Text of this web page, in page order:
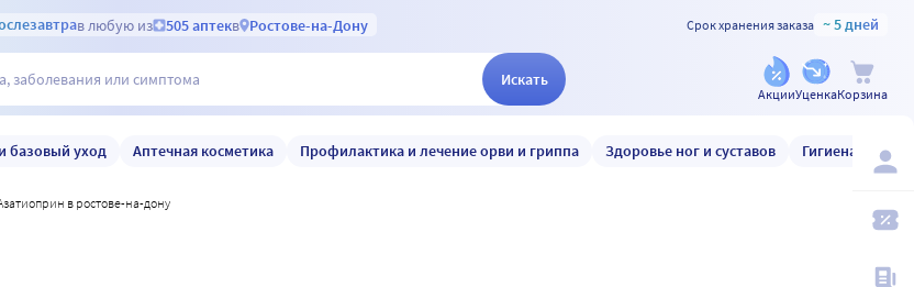
в любую из 505 аптекв Ростове-на-Дону Срок хранения заказа ~ 5 дней
Искать
АкцииУценкаКорзина
базовый уход Аптечная косметика Профилактика и лечение орви и гриппа Здоровье ног и суставов Гигиена и уход
азатиоприн в ростове-на-дону